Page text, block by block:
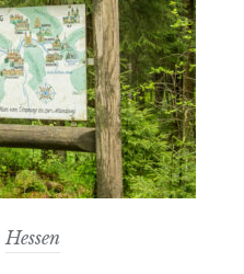
Hessen